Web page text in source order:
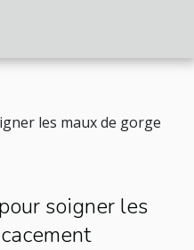
les maux de gorge
soigner les